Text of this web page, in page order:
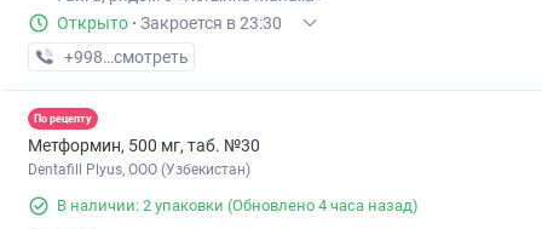
Открыто · Закроется в 23:30
+998 (87) XXX-XX-XX
смотреть
По рецепту
Метформин, 500 мг, таб. №30
Dentafill Plyus, ООО (Узбекистан)
В наличии: 2 упаковки (Обновлено 4 часа назад)